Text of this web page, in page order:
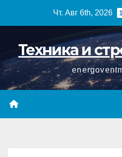
Чт. Авг 6th, 2026
Техника и